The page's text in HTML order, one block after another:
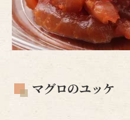
マグロのユッケ